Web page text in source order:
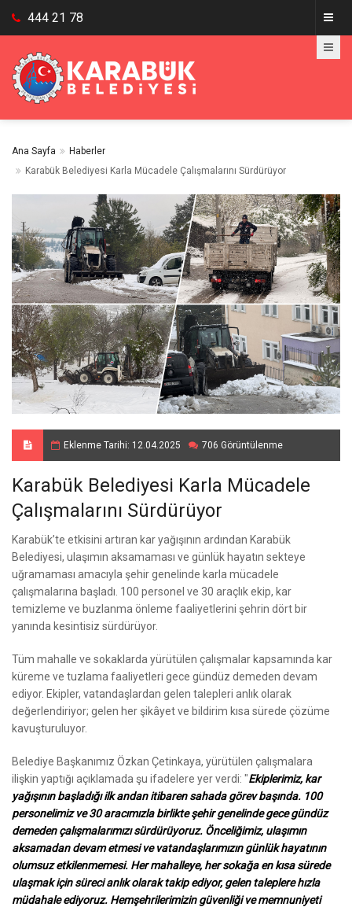
444 21 78
Ana Sayfa
Haberler
Karabük Belediyesi Karla Mücadele Çalışmalarını Sürdürüyor
Eklenme Tarihi: 12.04.2025 706 Görüntülenme
Karabük Belediyesi Karla Mücadele
Çalışmalarını Sürdürüyor
Karabük’te etkisini artıran kar yağışının ardından Karabük
Belediyesi, ulaşımın aksamaması ve günlük hayatın sekteye
uğramaması amacıyla şehir genelinde karla mücadele
çalışmalarına başladı. 100 personel ve 30 araçlık ekip, kar
temizleme ve buzlanma önleme faaliyetlerini şehrin dört bir
yanında kesintisiz sürdürüyor.
Tüm mahalle ve sokaklarda yürütülen çalışmalar kapsamında kar
küreme ve tuzlama faaliyetleri gece gündüz demeden devam
ediyor. Ekipler, vatandaşlardan gelen talepleri anlık olarak
değerlendiriyor; gelen her şikâyet ve bildirim kısa sürede çözüme
kavuşturuluyor.
Belediye Başkanımız Özkan Çetinkaya, yürütülen çalışmalara
ilişkin yaptığı açıklamada şu ifadelere yer verdi: "Ekiplerimiz, kar
yağışının başladığı ilk andan itibaren sahada görev başında. 100
personelimiz ve 30 aracımızla birlikte şehir genelinde gece gündüz
demeden çalışmalarımızı sürdürüyoruz. Önceliğimiz, ulaşımın
aksamadan devam etmesi ve vatandaşlarımızın günlük hayatının
olumsuz etkilenmemesi. Her mahalleye, her sokağa en kısa sürede
ulaşmak için süreci anlık olarak takip ediyor, gelen taleplere hızla
müdahale ediyoruz. Hemşehrilerimizin güvenliği ve memnuniyeti